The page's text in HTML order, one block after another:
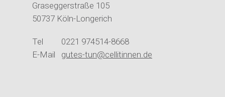
Graseggerstraße 105
50737 Köln-Longerich
Tel 0221 974514-8668
E-Mail gutes-tun@cellitinnen.de